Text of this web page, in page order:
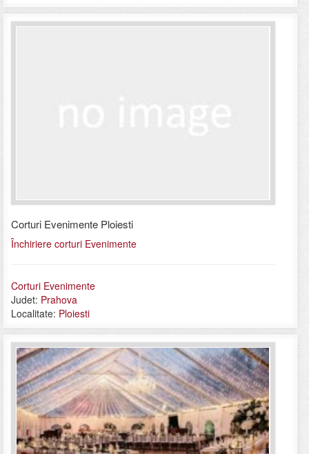
Corturi Evenimente Ploiesti
Închiriere corturi Evenimente
Corturi Evenimente
Judet: Prahova
Localitate: Ploiesti